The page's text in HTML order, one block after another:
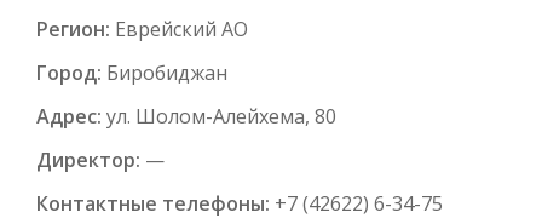
Регион: Еврейский АО
Город: Биробиджан
Адрес: ул. Шолом-Алейхема, 80
Директор: —
Контактные телефоны: +7 (42622) 6-34-75